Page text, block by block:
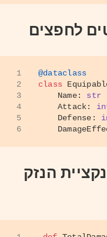
לחפצים
1
2
3
4
5
6
@dataclass
class
    Name:
str
    Attack:
    Defense:
הנזק